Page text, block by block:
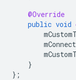
@Override
public void
}
};